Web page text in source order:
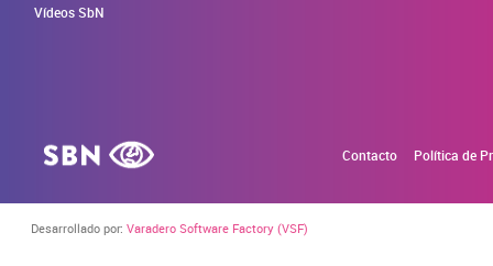
Vídeos SbN
Contacto Política de
Desarrollado por: Varadero Software Factory (VSF)